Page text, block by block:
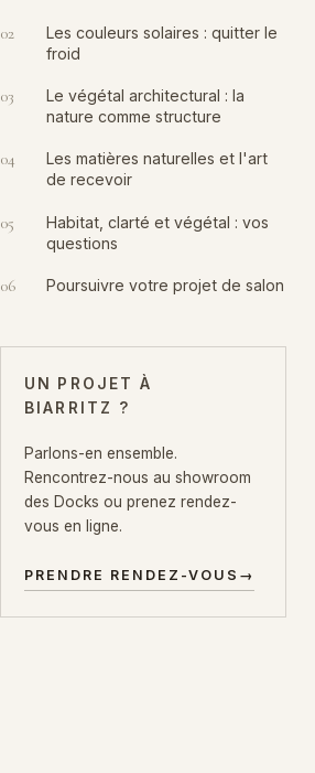
02
Les couleurs solaires : quitter le
froid
03
Le végétal architectural : la
nature comme structure
04
Les matières naturelles et l'art
de recevoir
05
Habitat, clarté et végétal : vos
questions
06 Poursuivre votre projet de salon
UN PROJET À
BIARRITZ ?
Parlons-en ensemble.
Rencontrez-nous au showroom
des Docks ou prenez rendez-
vous en ligne.
PRENDRE RENDEZ-VOUS →